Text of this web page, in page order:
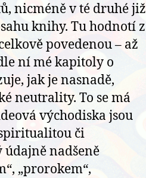
nicméně v té druhé již
knihy. Tu hodnotí z
povedenou – až
ní mé kapitoly o
jak je nasnadě,
neutrality. To se má
východiska jsou
či
údajně nadšeně
„prorokem“,